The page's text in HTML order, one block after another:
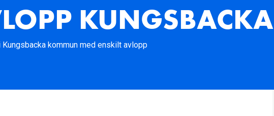
KUNGSBACKA
kommun med enskilt avlopp